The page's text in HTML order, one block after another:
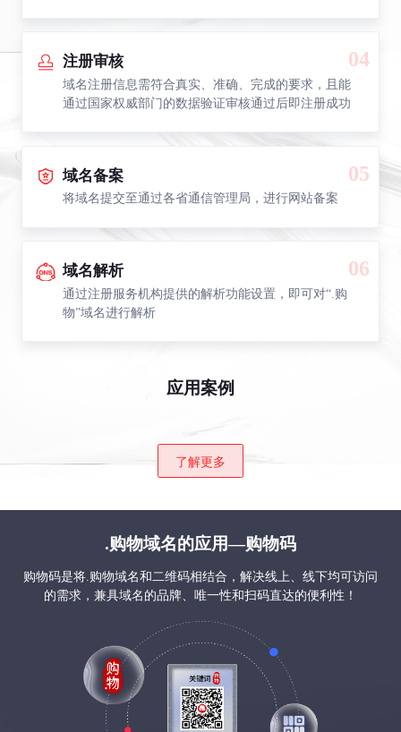
注册审核
域名注册信息需符合真实、准确、完成的要求，且能
通过国家权威部门的数据验证审核通过后即注册成功
04
域名备案
将域名提交至通过各省通信管理局，进行网站备案
05
域名解析
通过注册服务机构提供的解析功能设置，即可对“.购
物”域名进行解析
06
应用案例
了解更多
.购物域名的应用—购物码
购物码是将.购物域名和二维码相结合，解决线上、线下均可访问
的需求，兼具域名的品牌、唯一性和扫码直达的便利性！